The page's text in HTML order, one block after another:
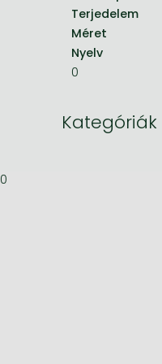
Bleach manga
One-Punch Man manga
Terjedelem
Méret
Nyelv
0
Kategóriák
0